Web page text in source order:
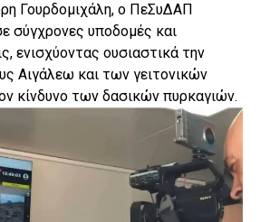
Γουρδομιχάλη, ο ΠεΣυΔΑΠ
σύγχρονες υποδομές και
ενισχύοντας ουσιαστικά την
Αιγάλεω και των γειτονικών
κίνδυνο των δασικών πυρκαγιών.